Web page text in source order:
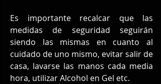
Es importante recalcar que las
medidas de seguridad seguirán
siendo las mismas en cuanto al
cuidado de uno mismo, evitar salir de
casa, lavarse las manos cada media
hora, utilizar Alcohol en Gel etc.